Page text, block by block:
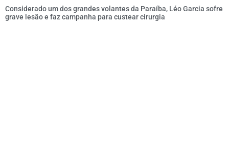
Considerado um dos grandes volantes da Paraíba, Léo Garcia sofre
grave lesão e faz campanha para custear cirurgia